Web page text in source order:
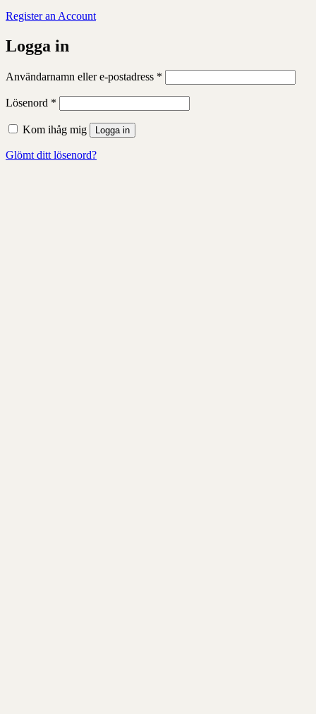
Register an Account
Logga in
Användarnamn eller e-postadress *
Lösenord *
Kom ihåg mig Logga in
Glömt ditt lösenord?